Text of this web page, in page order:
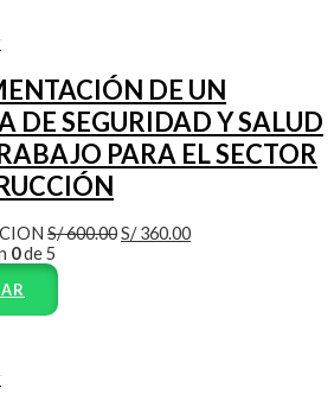
DE UN
DE SEGURIDAD Y SALUD
PARA EL SECTOR
S/600.00S/360.00
0de 5